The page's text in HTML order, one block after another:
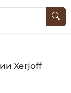
Xerjoff